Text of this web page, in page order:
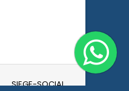
SIEGE-SOCIAL